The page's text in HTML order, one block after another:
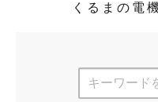
くるまの電